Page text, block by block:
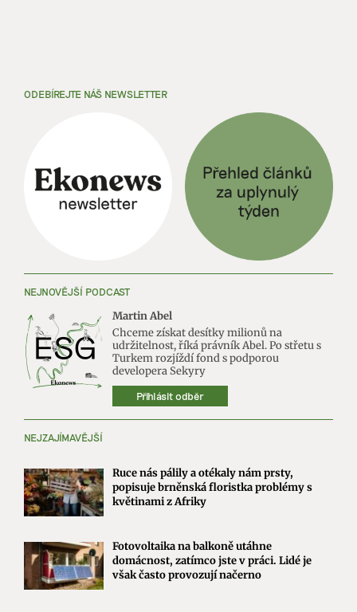
ODEBÍREJTE NÁŠ NEWSLETTER
NEJNOVĚJŠÍ PODCAST
Martin Abel
Chceme získat desítky milionů na
udržitelnost, říká právník Abel. Po střetu s
Turkem rozjíždí fond s podporou
developera Sekyry
Přihlásit odběr
NEJZAJÍMAVĚJŠÍ
Ruce nás pálily a otékaly nám prsty,
popisuje brněnská floristka problémy s
květinami z Afriky
Fotovoltaika na balkoně utáhne
domácnost, zatímco jste v práci. Lidé je
však často provozují načerno